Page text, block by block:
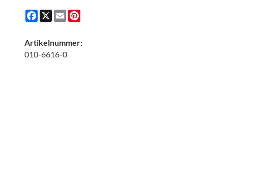
Facebook
X Email
Artikelnummer:
010-6616-0